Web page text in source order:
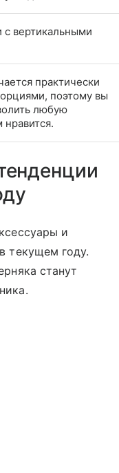
с вертикальными
практически
поэтому вы
любую
нравится.
и
текущем году.
станут